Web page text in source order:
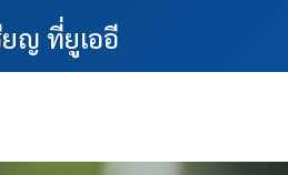
ญ ที่ยูเออี